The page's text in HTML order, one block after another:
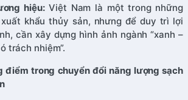
hiệu:Việt Nam là một trong những
khẩu thủy sản, nhưng để duy trì lợi
cần xây dựng hình ảnh ngành “xanh –
trách nhiệm”.
điểm trong chuyển đổi năng lượng sạch